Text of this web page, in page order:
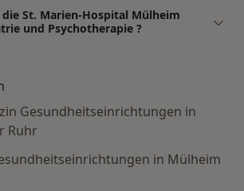
St. Marien-Hospital Mülheim
und Psychotherapie ?
Gesundheitseinrichtungen in
Ruhr
in Mülheim